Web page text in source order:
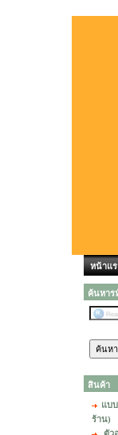
หน้าแ
ค้นหาร
สินค้า
แบ
ร้าน)